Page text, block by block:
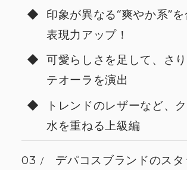
印象が異なる“爽やか系”を
表現力アップ！
可愛らしさを足して、さ
テオーラを演出
トレンドのレザーなど、
水を重ねる上級編
03
デパコスブランドのス